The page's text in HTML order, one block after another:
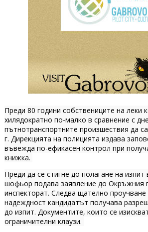
Преди 80 години собствениците на леки
хилядократно по-малко в сравнение с
пътнотранспортните произшествия да
г. Дирекцията на полицията издава
въвежда по-ефикасен контрол при
книжка.
Преди да се стигне до полагане на изпит
шофьор подава заявление до Окръжния
инспекторат. Следва щателно проучване
надеждност кандидатът получава
до изпит. Документите, които се
ограничителни клаузи.